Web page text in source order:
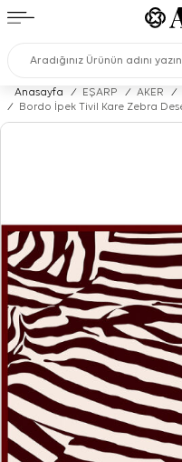
Anasayfa / EŞARP / AKER /
/
Bordo İpek Tivil Kare Zebra